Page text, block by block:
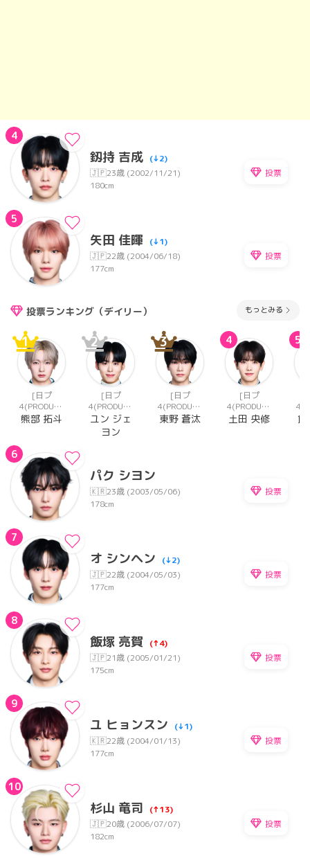
4
釼持 吉成 (↓2)
🇯🇵23歳 (2002/11/21)
180cm
投票
5
矢田 佳暉
(↓1)
🇯🇵22歳 (2004/06/18)
177cm
投票
投票ランキング（デイリー） もっとみる
1
[日プ
4(PRODUCE
101 JAPAN
熊部 拓斗
2
[日プ
4(PRODUCE
101 JAPAN
新世界)]
ユン ジェ
ヨン
3
[日プ
4(PRODUCE
101 JAPAN
東野 蒼汰
4
[日プ
4(PRODUCE
101 JAPAN
土田 央修
5
飯
6
パク シヨン
🇰🇷23歳 (2003/05/06)
178cm
投票
7
オ シンヘン
(↓2)
🇯🇵22歳 (2004/05/03)
177cm
投票
8
飯塚 亮賀
(↑4)
🇯🇵21歳 (2005/01/21)
175cm
投票
9
ユ ヒョンスン
(↓1)
🇰🇷22歳 (2004/01/13)
177cm
投票
10
杉山 竜司
(↑13)
🇯🇵20歳 (2006/07/07)
182cm
投票